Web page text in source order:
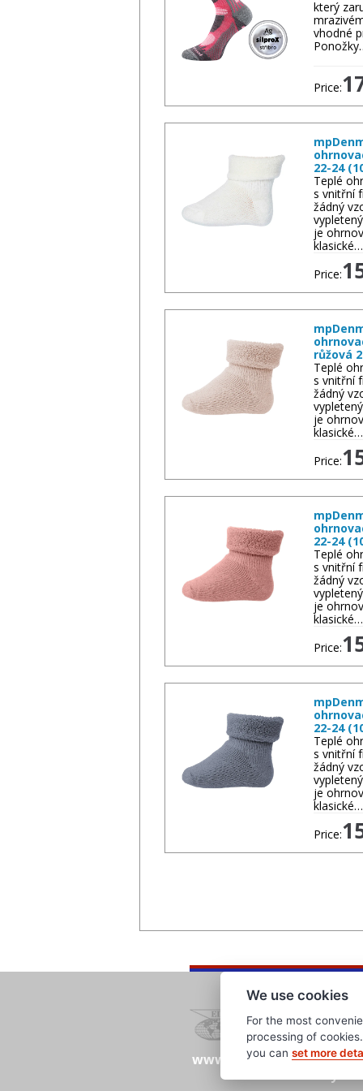
který
vhodné
Price:
22-24
Teplé
s vnitřní
žádný
je
klasické…
Price:
růžová
Teplé
s vnitřní
žádný
je
klasické…
Price:
22-24
Teplé
s vnitřní
žádný
je
klasické…
Price:
22-24
Teplé
s vnitřní
žádný
je
klasické…
Price:
www.evropska-
We use cookies
For the most
processing of
you can set more